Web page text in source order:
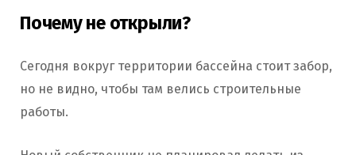
Почему не открыли?
Сегодня вокруг территории бассейна стоит забор,
но не видно, чтобы там велись строительные
работы.